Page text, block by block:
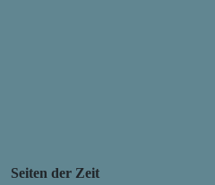
Seiten der Zeit